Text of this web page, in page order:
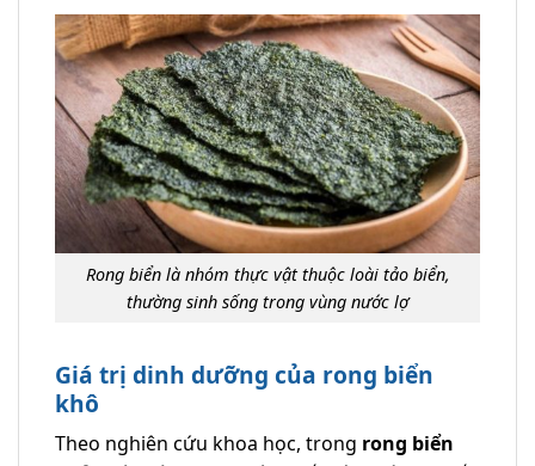
Rong biển là nhóm thực vật thuộc loài tảo biển,
thường sinh sống trong vùng nước lợ
Giá trị dinh dưỡng của rong biển
khô
Theo nghiên cứu khoa học, trong rong biển